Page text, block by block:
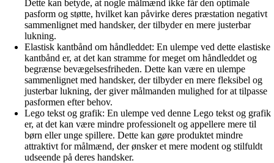
Dette kan betyde, at nogle målmænd ikke får den optimale
pasform og støtte, hvilket kan påvirke deres præstation negativt
sammenlignet med handsker, der tilbyder en mere justerbar
lukning.
Elastisk kantbånd om håndleddet: En ulempe ved dette elastiske
kantbånd er, at det kan stramme for meget om håndleddet og
begrænse bevægelsesfriheden. Dette kan være en ulempe
sammenlignet med handsker, der tilbyder en mere fleksibel og
justerbar lukning, der giver målmanden mulighed for at tilpasse
pasformen efter behov.
Lego tekst og grafik: En ulempe ved denne Lego tekst og grafik
er, at det kan være mindre professionelt og appellere mere til
børn eller unge spillere. Dette kan gøre produktet mindre
attraktivt for målmænd, der ønsker et mere modent og stilfuldt
udseende på deres handsker.